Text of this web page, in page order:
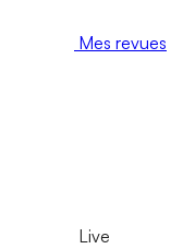
Mes revues
Live